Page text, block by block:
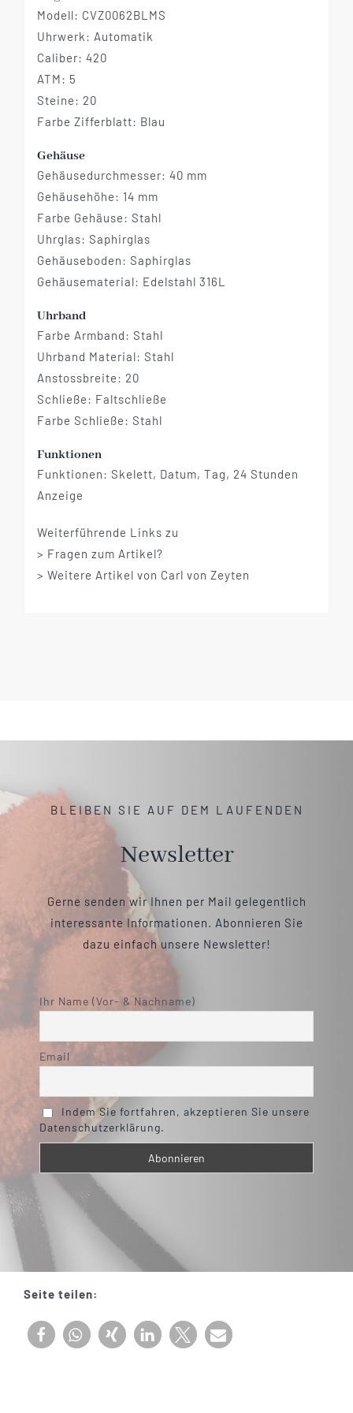
Modell: CVZ0062BLMS
Uhrwerk: Automatik
Caliber: 420
ATM: 5
Steine: 20
Farbe Zifferblatt: Blau
Gehäuse
Gehäusedurchmesser: 40 mm
Gehäusehöhe: 14 mm
Farbe Gehäuse: Stahl
Uhrglas: Saphirglas
Gehäuseboden: Saphirglas
Gehäusematerial: Edelstahl 316L
Uhrband
Farbe Armband: Stahl
Uhrband Material: Stahl
Anstossbreite: 20
Schließe: Faltschließe
Farbe Schließe: Stahl
Funktionen
Funktionen: Skelett, Datum, Tag, 24 Stunden
Anzeige
Weiterführende Links zu
> Fragen zum Artikel?
> Weitere Artikel von Carl von Zeyten
BLEIBEN SIE AUF DEM LAUFENDEN
Newsletter
Gerne senden wir Ihnen per Mail gelegentlich
interessante Informationen. Abonnieren Sie
dazu einfach unsere Newsletter!
Ihr Name (Vor- & Nachname)
Email
Indem Sie fortfahren, akzeptieren Sie unsere
Datenschutzerklärung.
Seite teilen: